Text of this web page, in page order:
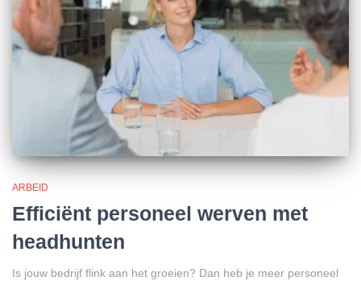
ARBEID
Efficiënt personeel werven met
headhunten
Is jouw bedrijf flink aan het groeien? Dan heb je meer personeel